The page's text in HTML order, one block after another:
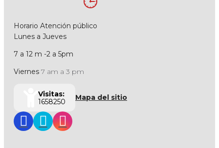
Horario Atención público
Lunes a Jueves
7 a 12 m -2 a 5pm
Viernes 7 am a 3 pm
Visitas:
1658250
Mapa del sitio